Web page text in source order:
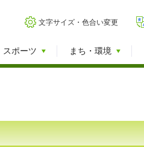
文字サイズ・色合い変更
スポーツ まち・環境